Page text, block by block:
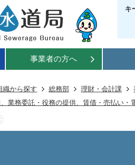
キ
事業者の方へ
織から探す 総務部 理財・会計課
業務委託・役務の提供、賃借・売払い・